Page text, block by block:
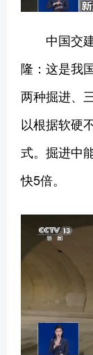
中国交建
隆：这是我
两种掘进、
以根据软硬
式。掘进中
快5倍。